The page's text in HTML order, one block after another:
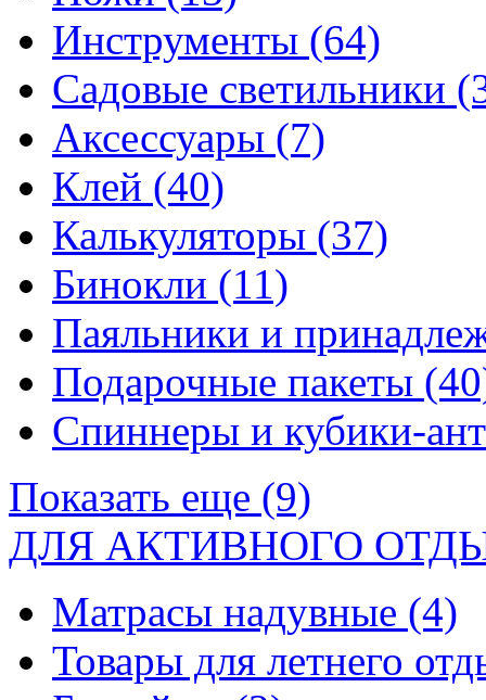
Инструменты (64)
Садовые светильники
Аксессуары (7)
Клей (40)
Калькуляторы (37)
Бинокли (11)
Паяльники и
Подарочные пакеты
Спиннеры и кубики-
Показать еще (9)
ДЛЯ АКТИВНОГО
Матрасы надувные (4)
Товары для летнего